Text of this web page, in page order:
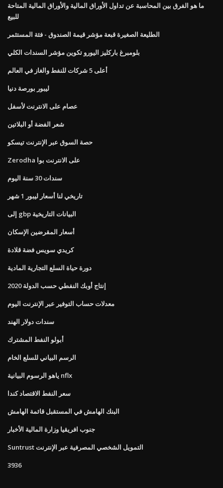
ما هو الفرق بين المحاسبة عن تداول الأوراق المالية والأوراق المالية المتاحة
للبيع
الطليعة الصغيرة قبعة مؤشر قيمة الصندوق - فئة المستثمر
بلومبرغ باركليز اليورو تكوين مؤشر السندات الكلي
أعلى 5 شركات للنفط والغاز في العالم
ليبور بورصة دنيا
عصام على الانترنت لأسفل
شعر الفضة أو البلاتين
حصة السوق عبر الإنترنت تيسكو
Zerodha على الانترنت بوا
سندات 30 سنة اليوم
تاريخي لنا أسعار ليبور 1 شهر
إلى gbp البيانات التاريخية
أسعار المقرضين الإسكان
كريدي سويس فضة قلادة
دورة حياة السلع التجارية المادية
إنتاج أوبك النفطي حسب الدولة 2020
معدلات حساب التوفير عبر الإنترنت اليوم
سندات دولار الهند
أبولو النفط المشترك
الرسم البياني للسلع الخام
ياهو الرسوم البيانية nflx
سعر النفط الاقتصاد كندا
البنك الهامش في المستقبل قائمة الهامش
جنوب افريقيا وزارة المالية الأخبار
Suntrust التمويل الشخصي المصرفية عبر الإنترنت
3936